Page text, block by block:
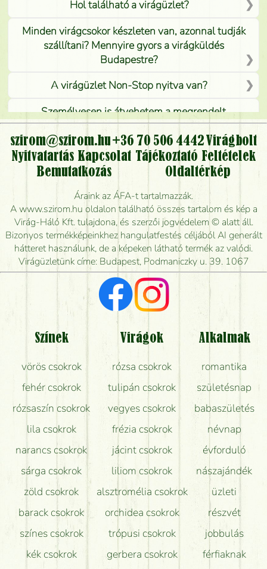
Hol található a virágüzlet?
Minden virágcsokor készleten van, azonnal tudják
szállítani? Mennyire gyors a virágküldés
Budapestre?
A virágüzlet Non-Stop nyitva van?
Személyesen is átvehetem a megrendelt
virágcsokrot, vagy csak virágküldéssel, kiszállítással
kérhető?
Vidékre is lehet rendelni?
Meddig rendelhetek virágküldést úgy, hogy még ma
kiszállítsák?
Mennyire gyorsan tudják elkészíteni a csokrot, és
mikor tudják leghamarabb kiszállítani?
Vörös rózsát keresek, van önöknél?
Milyen visszajelzést kapok a virágküldésről?
Tényleg azt kapom, ami a képen van?
Mit kell tudni a virágcsokrok szállításáról?
Hogy marad a lehető legtovább friss a csokor?
Tudok adventi koszorút vásárolni boltban?
szirom@szirom.hu +36 70 506 4442 Virágbolt
Nyitvatartás Kapcsolat Tájékoztató Feltételek
Bemutatkozás
Oldaltérkép
Áraink az ÁFA-t tartalmazzák.
A www.szirom.hu oldalon található összes tartalom és kép a
Virág-Háló Kft. tulajdona, és szerzői jogvédelem © alatt áll.
Bizonyos termékképeinkhez hangulatfestés céljából AI generált
hátteret használunk, de a képeken látható termék az valódi.
Virágüzletünk címe: Budapest, Podmaniczky u. 39. 1067
Színek
vörös csokrok
fehér csokrok
rózsaszín csokrok
lila csokrok
narancs csokrok
sárga csokrok
zöld csokrok
barack csokrok
színes csokrok
kék csokrok
Virágok
rózsa csokrok
tulipán csokrok
vegyes csokrok
frézia csokrok
jácint csokrok
liliom csokrok
alsztromélia csokrok
orchidea csokrok
trópusi csokrok
gerbera csokrok
Alkalmak
romantika
születésnap
babaszületés
névnap
évforduló
nászajándék
üzleti
részvét
jobbulás
férfiaknak